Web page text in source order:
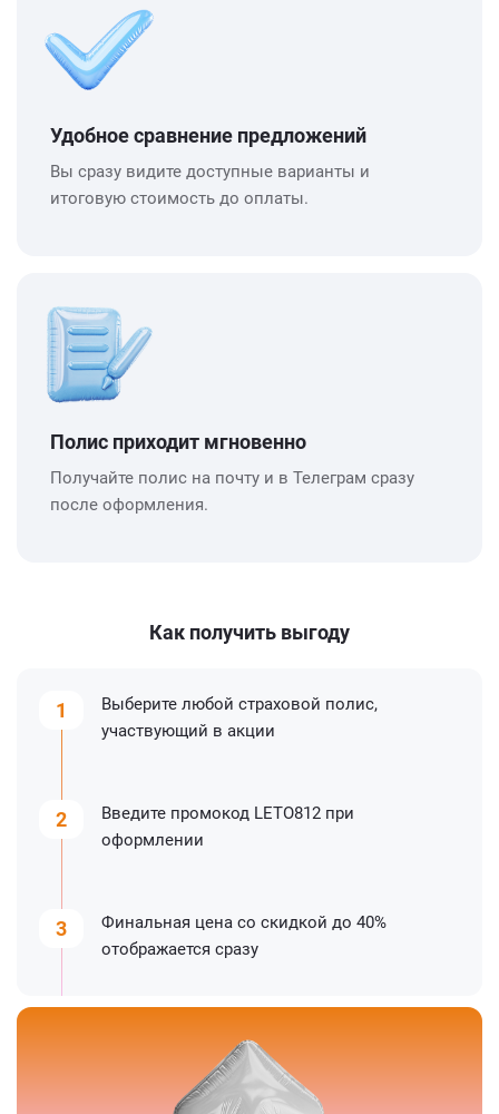
Удобное сравнение предложений
Вы сразу видите доступные варианты и
итоговую стоимость до оплаты.
Полис приходит мгновенно
Получайте полис на почту и в Телеграм сразу
после оформления.
Как получить выгоду
Выберите любой страховой полис,
участвующий в акции
Введите промокод LETO812 при
оформлении
Финальная цена со скидкой до 40%
отображается сразу